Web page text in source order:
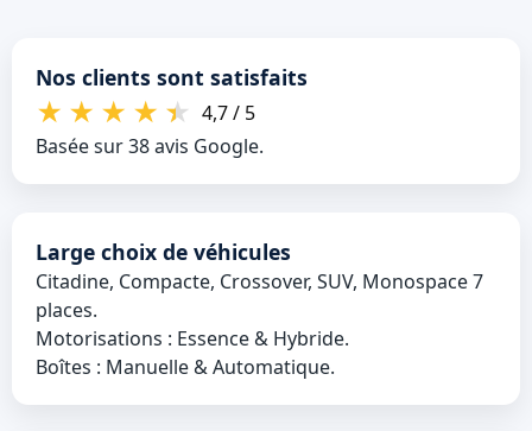
Nos clients sont satisfaits
★ ★ ★ ★ ★ 4,7 / 5
Basée sur 38 avis Google.
Large choix de véhicules
Citadine, Compacte, Crossover, SUV, Monospace 7
places.
Motorisations : Essence & Hybride.
Boîtes : Manuelle & Automatique.